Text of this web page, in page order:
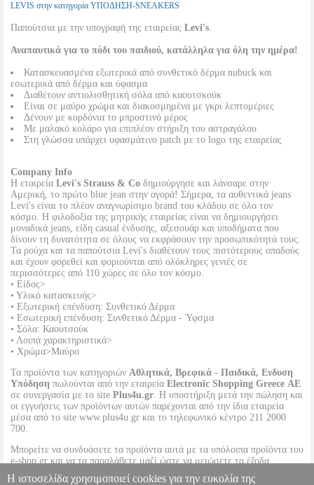
LEVIS στην κατηγορία ΥΠΟΔΗΣΗ-SNEAKERS
Παπούτσια με την υπογραφή της εταιρείας Levi's.
Αναπαυτικά για το πόδι του παιδιού, κατάλληλα για όλη την ημέρα!
Κατασκευασμένα εξωτερικά από συνθετικό δέρμα nubuck και
εσωτερικά από δέρμα και ύφασμα
Διαθέτουν αντιολισθητική σόλα από καουτσκούκ
Είναι σε μαύρο χρώμα και διακοσμημένα με γκρι λεπτομέριες
Δένουν με κορδόνια το μπροστινό μέρος
Με μαλακό κολάρο για επιπλέον στήριξη του αστραγάλου
Στη γλώσσα υπάρχει υφασμάτινο patch με το logo της εταιρείας
Company Info
Η εταιρεία Levi's Strauss & Co δημιούργησε και λάνσαρε στην
Αμερική, το πρώτο blue jean στην αγορά! Σήμερα, τα αυθεντικά jeans
Levi's είναι το πλέον αναγνωρίσιμο brand του κλάδου σε όλο τον
κόσμο. Η φιλοδοξία της μητρικής εταιρείας είναι να δημιουργήσει
μοναδικά jeans, είδη casual ένδυσης, αξεσουάρ και υποδήματα που
δίνουν τη δυνατότητα σε όλους να εκφράσουν την προσωπικότητά τους.
Τα ρούχα και τα παπούτσια Levi's διαθέτουν τους πιστότερους οπαδούς
και έχουν φορεθεί και φοριούνται από ολόκληρες γενιές σε
περισσότερες από 110 χώρες σε όλο τον κόσμο.
• Είδος>
• Υλικό κατασκευής>
• Εξωτερική επένδυση: Συνθετικό Δέρμα
• Εσωτερική επένδυση: Συνθετικό Δέρμα - Ύφσμα
• Σόλα: Καουτσούκ
• Λοιπά χαρακτηριστικά>
• Χρώμα>Μαύρο
Τα προϊόντα των κατηγοριών Αθλητικά, Βρεφικά - Παιδικά, Ενδυση
Υπόδηση πωλούνται από την εταιρεία Electronic Shopping Greece ΑΕ
σε συνεργασία με το site Plus4u.gr. Η υποστήριξη μετά την πώληση και
οι εγγυήσεις των προϊόντων αυτών παρέχονται από την ίδια εταιρεία
μέσα από το site www.plus4u.gr και το τηλεφωνικό κέντρο 211 2000
700.
Μπορείτε να συνδυάσετε τα προϊόντα αυτά με τα υπόλοιπα προϊόντα του
e-shop.gr και να τα παραλάβετε μαζί ώστε να μειώσετε τα έξοδα
αποστολής. Μπορείτε επίσης να παραλάβετε από οποιοδήποτε eshop
Η ιστοσελίδα χρησιμοποιεί cookies για την ευκολία της